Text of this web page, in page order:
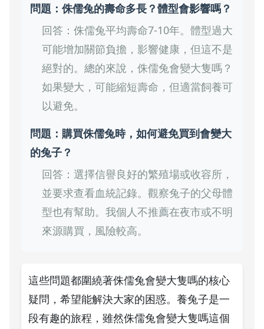
問題：侏儒兔的壽命多長？體型會影響嗎？
回答：侏儒兔平均壽命7-10年。體型過大
可能增加關節負擔，影響健康，但這不是
絕對的。總的來說，侏儒兔會變大隻嗎？
如果變大，可能縮短壽命，但適當飼養可
以避免。
問題：購買侏儒兔時，如何避免買到會變大
的兔子？
回答：選擇信譽良好的繁殖場或收容所，
並要求查看血統記錄。觀察兔子的父母體
型也有幫助。我個人不推薦在夜市或不明
來源購買，風險較高。
這些問題都圍繞著侏儒兔會變大隻嗎的核心
疑問，希望能解決大家的困惑。養兔子是一
段有趣的旅程，雖然侏儒兔會變大隻嗎這個